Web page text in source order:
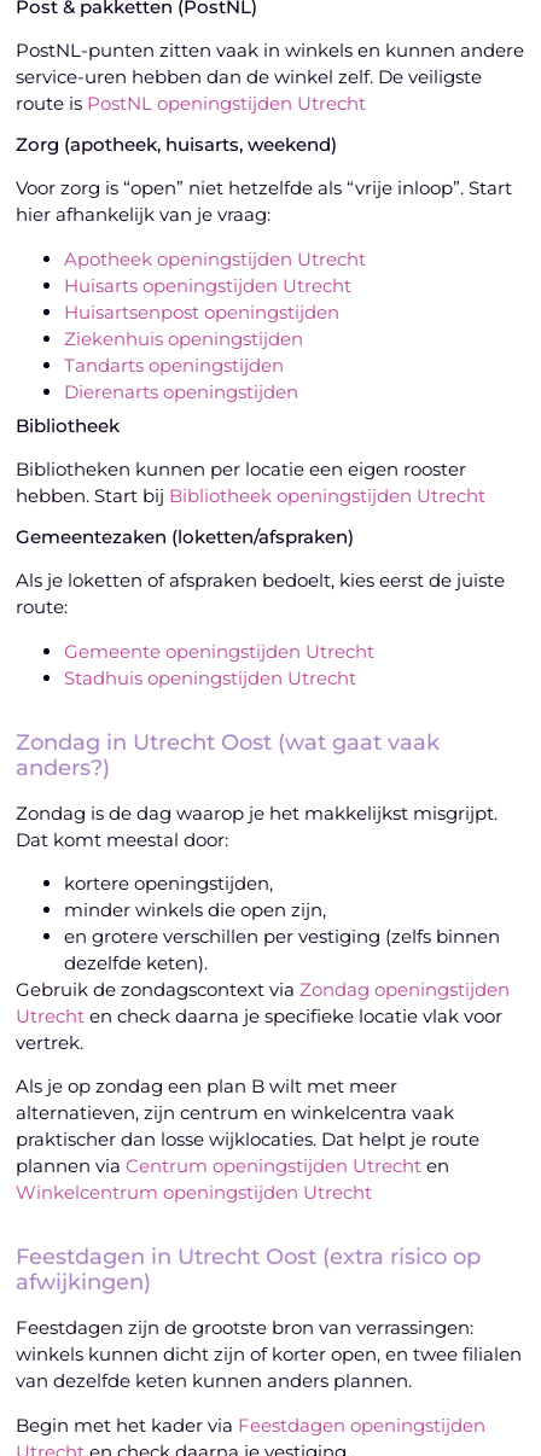
Post & pakketten (PostNL)
PostNL-punten zitten vaak in winkels en kunnen andere
service-uren hebben dan de winkel zelf. De veiligste
route is PostNL openingstijden Utrecht
Zorg (apotheek, huisarts, weekend)
Voor zorg is “open” niet hetzelfde als “vrije inloop”. Start
hier afhankelijk van je vraag:
Apotheek openingstijden Utrecht
Huisarts openingstijden Utrecht
Huisartsenpost openingstijden
Ziekenhuis openingstijden
Tandarts openingstijden
Dierenarts openingstijden
Bibliotheek
Bibliotheken kunnen per locatie een eigen rooster
hebben. Start bij Bibliotheek openingstijden Utrecht
Gemeentezaken (loketten/afspraken)
Als je loketten of afspraken bedoelt, kies eerst de juiste
route:
Gemeente openingstijden Utrecht
Stadhuis openingstijden Utrecht
Zondag in Utrecht Oost (wat gaat vaak
anders?)
Zondag is de dag waarop je het makkelijkst misgrijpt.
Dat komt meestal door:
kortere openingstijden,
minder winkels die open zijn,
en grotere verschillen per vestiging (zelfs binnen
dezelfde keten).
Gebruik de zondagscontext viaZondag openingstijden
Utrecht en check daarna je specifieke locatie vlak voor
vertrek.
Als je op zondag een plan B wilt met meer
alternatieven, zijn centrum en winkelcentra vaak
praktischer dan losse wijklocaties. Dat helpt je route
plannen viaCentrum openingstijden Utrecht en
Winkelcentrum openingstijden Utrecht
Feestdagen in Utrecht Oost (extra risico op
afwijkingen)
Feestdagen zijn de grootste bron van verrassingen:
winkels kunnen dicht zijn of korter open, en twee filialen
van dezelfde keten kunnen anders plannen.
Begin met het kader via Feestdagen openingstijden
Utrecht en check daarna je vestiging.